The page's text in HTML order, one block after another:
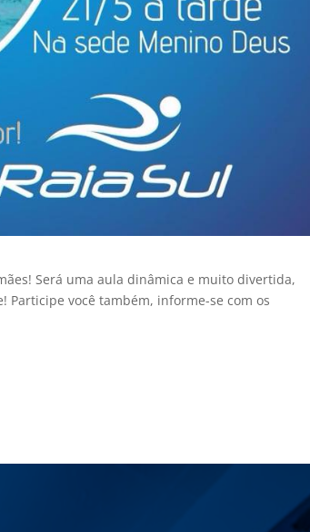
Será uma aula dinâmica e muito divertida,
Participe você também, informe-se com os